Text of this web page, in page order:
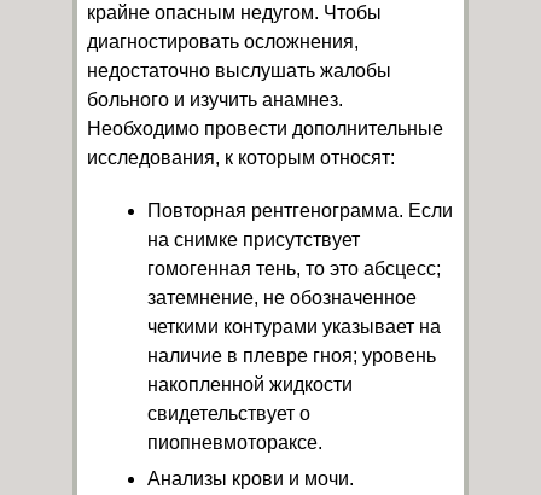
крайне опасным недугом. Чтобы
диагностировать осложнения,
недостаточно выслушать жалобы
больного и изучить анамнез.
Необходимо провести дополнительные
исследования, к которым относят:
Повторная рентгенограмма. Если
на снимке присутствует
гомогенная тень, то это абсцесс;
затемнение, не обозначенное
четкими контурами указывает на
наличие в плевре гноя; уровень
накопленной жидкости
свидетельствует о
пиопневмотораксе.
Анализы крови и мочи.